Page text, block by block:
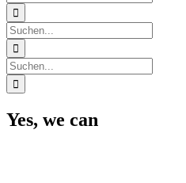
nach:
Suche
nach:
Suche
nach:
Yes, we can